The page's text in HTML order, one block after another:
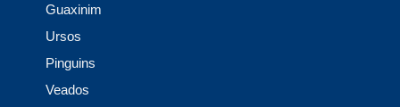
Guaxinim
Ursos
Pinguins
Veados